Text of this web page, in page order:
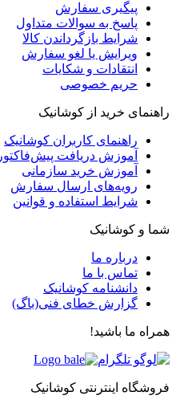
پیگیری سفارش
پاسخ به سوالات متداول
شرایط بازگرداندن کالا
ویرایش یا لغو سفارش
انتقادات و شکایات
حریم خصوصی
راهنمای خرید از کوشانیک
راهنمای کاربران کوشانیک
آموزش دریافت پیش‌فاکتور
آموزش خرید سازمانی
رویه‌های ارسال سفارش
شرایط استفاده و قوانین
شما و کوشانیک
درباره ما
تماس با ما
دانشنامه کوشانیک
گزارش خطای فنی(باگ)
همراه ما باشید!
فروشگاه اینترنتی کوشانیک